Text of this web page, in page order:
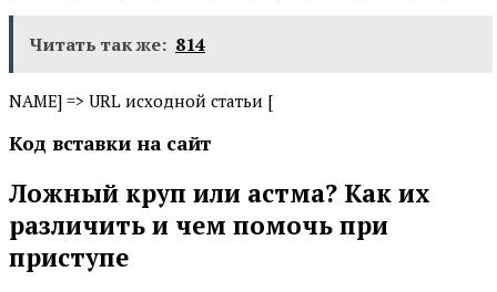
Читать так же: 814
NAME] => URL исходной статьи [
Код вставки на сайт
Ложный круп или астма? Как их
различить и чем помочь при
приступе